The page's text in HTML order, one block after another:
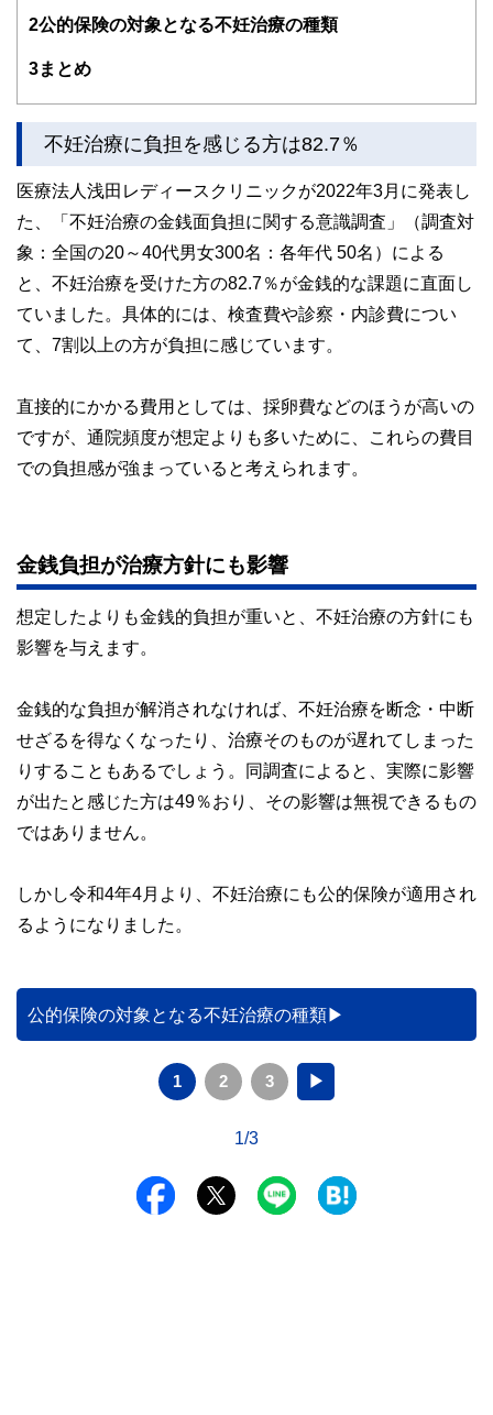
得者を中心に「お金や暮らし」に関する書籍・雑誌の編集経
験者で構成され、企画立案から記事掲載まですべての工程に
ドバイザー、DCプランナー、公認会計士、社会保険労務
士、行政書士、投資アナリスト、キャリアコンサルタントな
かしく感じられる年金や税金、相続、保険、ローンなどの話
をわかりやすく発信している点です。
このように編集経験豊富なメンバーと金融や経済に精通した
やすさはもちろんのこと、読み応えのあるコンテンツと確か
な情報発信を実現しています。
私たちは、快適でより良い生活のアイデアを提供するお金の
2公的保険の対象となる不妊治療の種類
3まとめ
不妊治療に負担を感じる方は82.7％
医療法人浅田レディースクリニックが2022年3月に発表し
た、「不妊治療の金銭面負担に関する意識調査」（調査対
象：全国の20～40代男女300名：各年代 50名）による
と、不妊治療を受けた方の82.7％が金銭的な課題に直面し
ていました。具体的には、検査費や診察・内診費につい
て、7割以上の方が負担に感じています。
直接的にかかる費用としては、採卵費などのほうが高いの
ですが、通院頻度が想定よりも多いために、これらの費目
での負担感が強まっていると考えられます。
金銭負担が治療方針にも影響
想定したよりも金銭的負担が重いと、不妊治療の方針にも
影響を与えます。
金銭的な負担が解消されなければ、不妊治療を断念・中断
せざるを得なくなったり、治療そのものが遅れてしまった
りすることもあるでしょう。同調査によると、実際に影響
が出たと感じた方は49％おり、その影響は無視できるもの
ではありません。
しかし令和4年4月より、不妊治療にも公的保険が適用され
るようになりました。
公的保険の対象となる不妊治療の種類
1 2 3 ▶
1/3